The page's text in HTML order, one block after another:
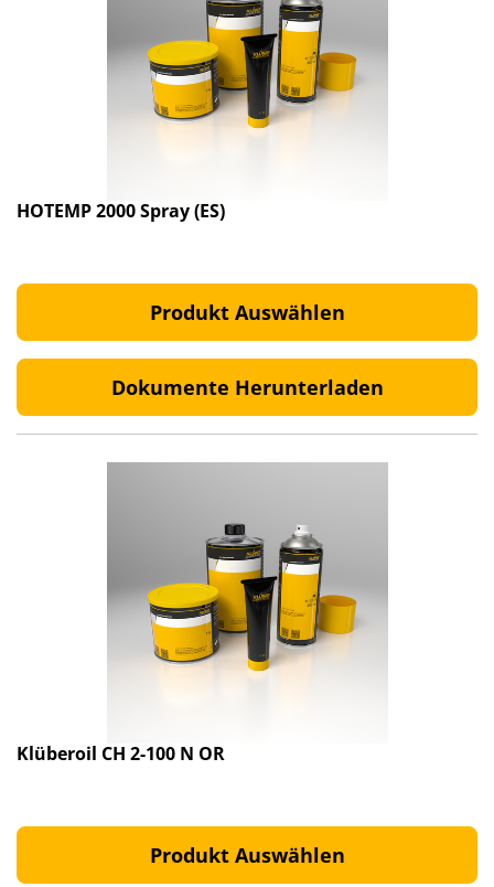
HOTEMP 2000 Spray (ES)
Produkt Auswählen
Dokumente Herunterladen
Klüberoil CH 2-100 N OR
Produkt Auswählen